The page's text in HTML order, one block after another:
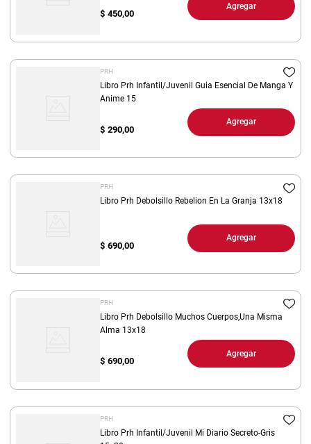
$ 450,00
Agregar
PRH
Libro Prh Infantil/Juvenil Guia Esencial De Manga Y
Anime 15
$ 290,00
Agregar
PRH
Libro Prh Debolsillo Rebelion En La Granja 13x18
$ 690,00
Agregar
PRH
Libro Prh Debolsillo Muchos Cuerpos,Una Misma
Alma 13x18
$ 690,00
Agregar
PRH
Libro Prh Infantil/Juvenil Mi Diario Secreto-Gris